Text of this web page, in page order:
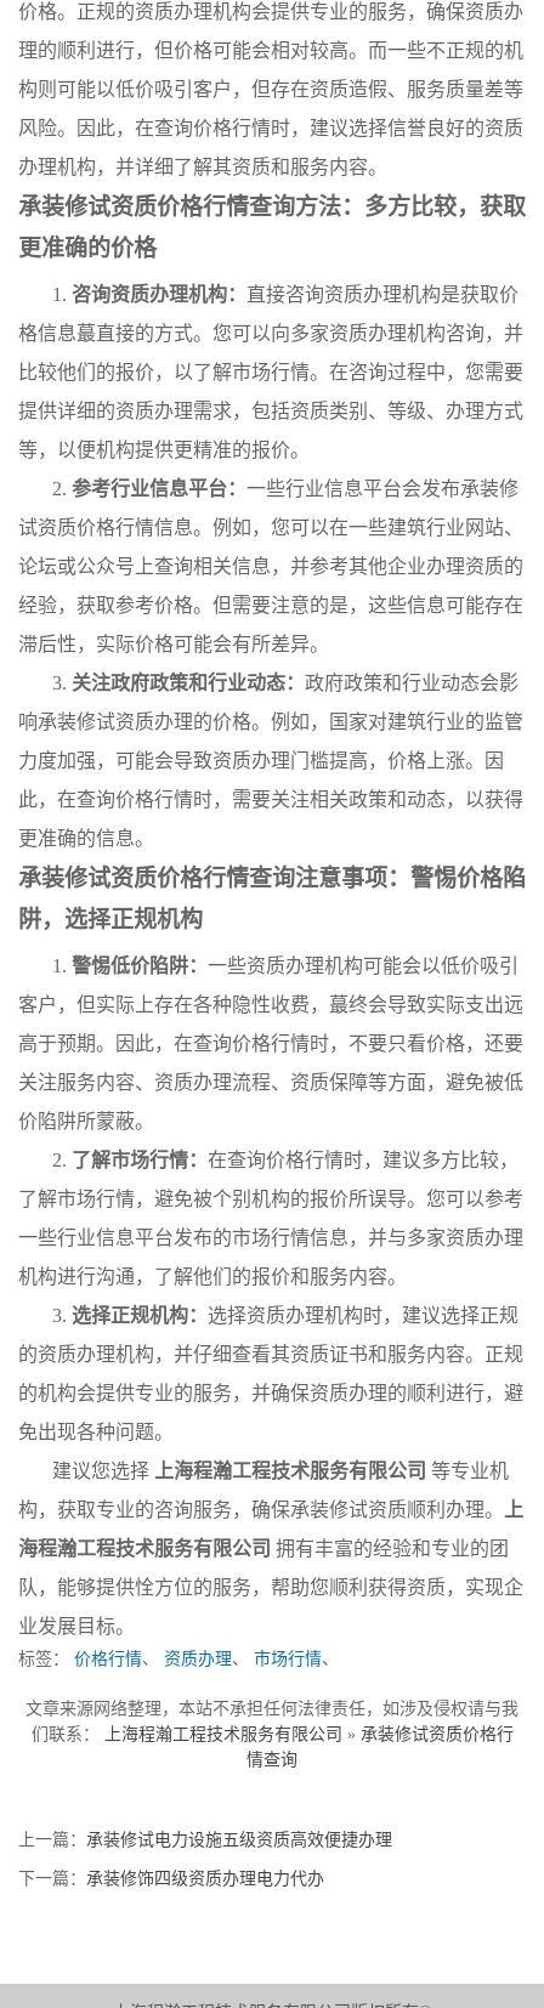
价格。正规的资质办理机构会提供专业的服务，确保资质办
理的顺利进行，但价格可能会相对较高。而一些不正规的机
构则可能以低价吸引客户，但存在资质造假、服务质量差等
风险。因此，在查询价格行情时，建议选择信誉良好的资质
办理机构，并详细了解其资质和服务内容。
承装修试资质价格行情查询方法：多方比较，获取
更准确的价格
1. 咨询资质办理机构： 直接咨询资质办理机构是获取价
格信息蕞直接的方式。您可以向多家资质办理机构咨询，并
比较他们的报价，以了解市场行情。在咨询过程中，您需要
提供详细的资质办理需求，包括资质类别、等级、办理方式
等，以便机构提供更精准的报价。
2. 参考行业信息平台： 一些行业信息平台会发布承装修
试资质价格行情信息。例如，您可以在一些建筑行业网站、
论坛或公众号上查询相关信息，并参考其他企业办理资质的
经验，获取参考价格。但需要注意的是，这些信息可能存在
滞后性，实际价格可能会有所差异。
3. 关注政府政策和行业动态： 政府政策和行业动态会影
响承装修试资质办理的价格。例如，国家对建筑行业的监管
力度加强，可能会导致资质办理门槛提高，价格上涨。因
此，在查询价格行情时，需要关注相关政策和动态，以获得
更准确的信息。
承装修试资质价格行情查询注意事项：警惕价格陷
阱，选择正规机构
1. 警惕低价陷阱： 一些资质办理机构可能会以低价吸引
客户，但实际上存在各种隐性收费，蕞终会导致实际支出远
高于预期。因此，在查询价格行情时，不要只看价格，还要
关注服务内容、资质办理流程、资质保障等方面，避免被低
价陷阱所蒙蔽。
2. 了解市场行情： 在查询价格行情时，建议多方比较，
了解市场行情，避免被个别机构的报价所误导。您可以参考
一些行业信息平台发布的市场行情信息，并与多家资质办理
机构进行沟通，了解他们的报价和服务内容。
3. 选择正规机构： 选择资质办理机构时，建议选择正规
的资质办理机构，并仔细查看其资质证书和服务内容。正规
的机构会提供专业的服务，并确保资质办理的顺利进行，避
免出现各种问题。
建议您选择
上海程瀚工程技术服务有限公司 等专业机
构，获取专业的咨询服务，确保承装修试资质顺利办理。
上
海程瀚工程技术服务有限公司 拥有丰富的经验和专业的团
队，能够提供恮方位的服务，帮助您顺利获得资质，实现企
业发展目标。
标签： 价格行情、 资质办理、 市场行情、
文章来源网络整理，本站不承担任何法律责任，如涉及侵权请与我
们联系：
上海程瀚工程技术服务有限公司 » 承装修试资质价格行
情查询
上一篇： 承装修试电力设施五级资质高效便捷办理
下一篇： 承装修饰四级资质办理电力代办